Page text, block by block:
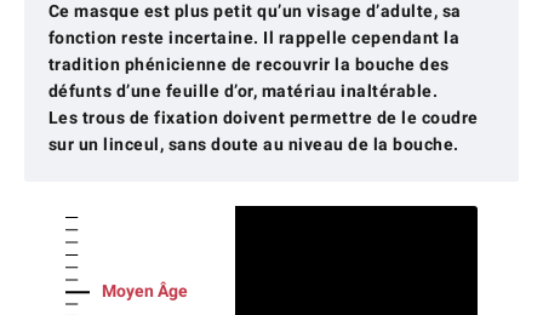
Ce masque est plus petit qu’un visage d’adulte, sa
fonction reste incertaine. Il rappelle cependant la
tradition phénicienne de recouvrir la bouche des
défunts d’une feuille d’or, matériau inaltérable.
Les trous de fixation doivent permettre de le coudre
sur un linceul, sans doute au niveau de la bouche.
Moyen Âge